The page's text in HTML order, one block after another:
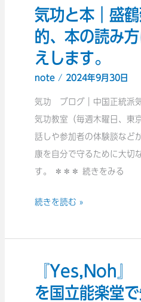
も
ら
っ
様
の
視
点
を
伝
す。
気功と本｜盛
的、本の読み
えします。
note/ 2024年9月30日
気功 ブログ｜中国正統派
気功教室（毎週木曜日、東
話しや参加者の体験談など
康を自分で守るために大切
す。 ＊＊＊ 続きをみる
気
功
本
｜
盛
鶴
延
先
生
気
的、
読
続きを読む »
『Yes,Noh』
を国立能楽堂
『Yes,Noh』
（関